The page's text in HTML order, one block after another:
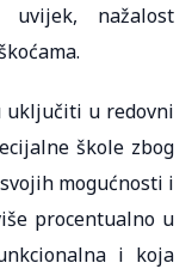
nažalost
uključiti u redovni
škole zbog
mogućnosti i
procentualno u
i koja